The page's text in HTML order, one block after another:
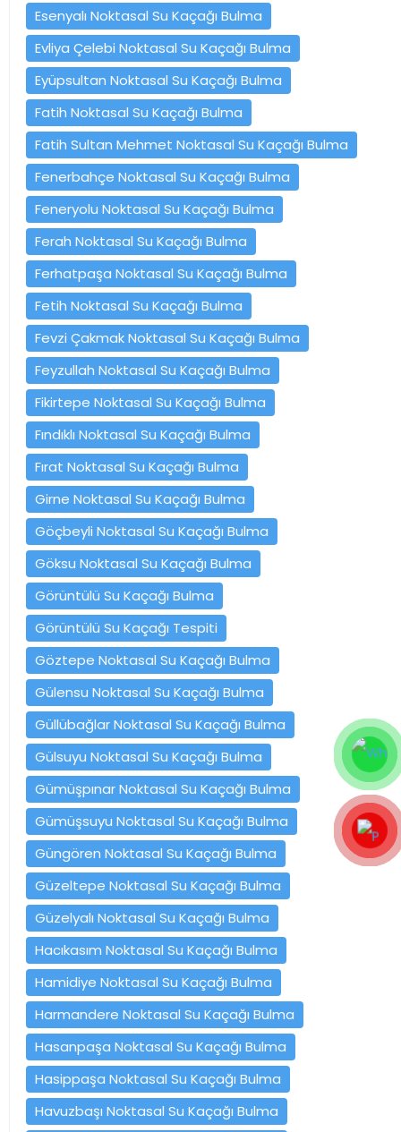
Esenyalı Noktasal Su Kaçağı Bulma
Evliya Çelebi Noktasal Su Kaçağı Bulma
Eyüpsultan Noktasal Su Kaçağı Bulma
Fatih Noktasal Su Kaçağı Bulma
Fatih Sultan Mehmet Noktasal Su Kaçağı Bulma
Fenerbahçe Noktasal Su Kaçağı Bulma
Feneryolu Noktasal Su Kaçağı Bulma
Ferah Noktasal Su Kaçağı Bulma
Ferhatpaşa Noktasal Su Kaçağı Bulma
Fetih Noktasal Su Kaçağı Bulma
Fevzi Çakmak Noktasal Su Kaçağı Bulma
Feyzullah Noktasal Su Kaçağı Bulma
Fikirtepe Noktasal Su Kaçağı Bulma
Fındıklı Noktasal Su Kaçağı Bulma
Fırat Noktasal Su Kaçağı Bulma
Girne Noktasal Su Kaçağı Bulma
Göçbeyli Noktasal Su Kaçağı Bulma
Göksu Noktasal Su Kaçağı Bulma
Görüntülü Su Kaçağı Bulma
Görüntülü Su Kaçağı Tespiti
Göztepe Noktasal Su Kaçağı Bulma
Gülensu Noktasal Su Kaçağı Bulma
Güllübağlar Noktasal Su Kaçağı Bulma
Gülsuyu Noktasal Su Kaçağı Bulma
Gümüşpınar Noktasal Su Kaçağı Bulma
Gümüşsuyu Noktasal Su Kaçağı Bulma
Güngören Noktasal Su Kaçağı Bulma
Güzeltepe Noktasal Su Kaçağı Bulma
Güzelyalı Noktasal Su Kaçağı Bulma
Hacıkasım Noktasal Su Kaçağı Bulma
Hamidiye Noktasal Su Kaçağı Bulma
Harmandere Noktasal Su Kaçağı Bulma
Hasanpaşa Noktasal Su Kaçağı Bulma
Hasippaşa Noktasal Su Kaçağı Bulma
Havuzbaşı Noktasal Su Kaçağı Bulma